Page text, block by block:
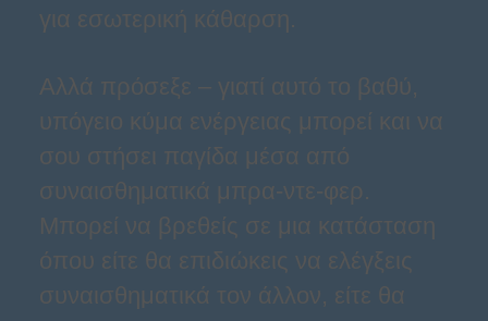
για εσωτερική κάθαρση.
Αλλά πρόσεξε – γιατί αυτό το βαθύ,
υπόγειο κύμα ενέργειας μπορεί και να
σου στήσει παγίδα μέσα από
συναισθηματικά μπρα-ντε-φερ.
Μπορεί να βρεθείς σε μια κατάσταση
όπου είτε θα επιδιώκεις να ελέγξεις
συναισθηματικά τον άλλον, είτε θα